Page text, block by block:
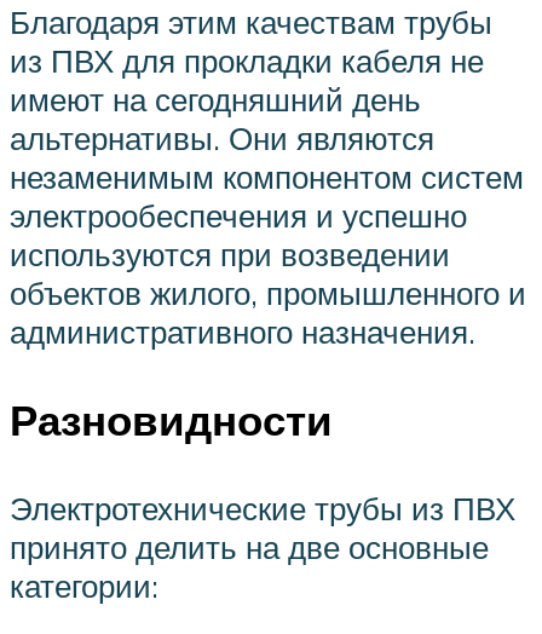
Благодаря этим качествам трубы
из ПВХ для прокладки кабеля не
имеют на сегодняшний день
альтернативы. Они являются
незаменимым компонентом систем
электрообеспечения и успешно
используются при возведении
объектов жилого, промышленного и
административного назначения.
Разновидности
Электротехнические трубы из ПВХ
принято делить на две основные
категории: